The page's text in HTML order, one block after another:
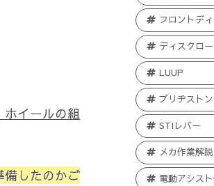
ホイールの組
備したのかご
フロントデ
ディスクロ
LUUP
ブリヂストン
STIレバー
メカ作業解説
電動アシス